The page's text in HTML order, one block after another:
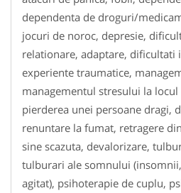
dependenta de droguri/
jocuri de noroc, depresie,
relationare, adaptare, dificultati
experiente traumatice,
managementul stresului la
pierderea unei persoane dragi,
renuntare la fumat, retragere
sine scazuta, devalorizare,
tulburari ale somnului
agitat), psihoterapie de cuplu,